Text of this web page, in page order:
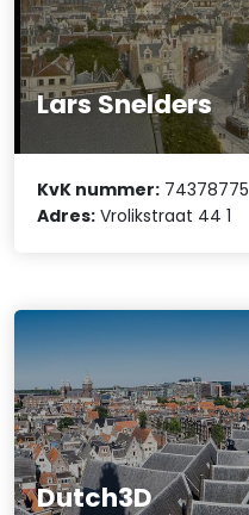
Lars Snelders
KvK nummer: 74378775
Adres: Vrolikstraat 44 1
Dutch3D